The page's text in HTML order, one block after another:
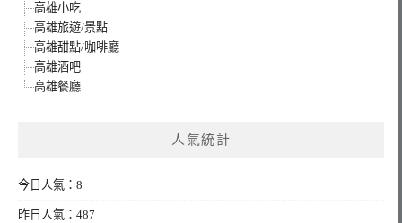
高雄小吃
高雄旅遊/景點
高雄甜點/咖啡廳
高雄酒吧
高雄餐廳
人氣統計
今日人氣：8
昨日人氣：487